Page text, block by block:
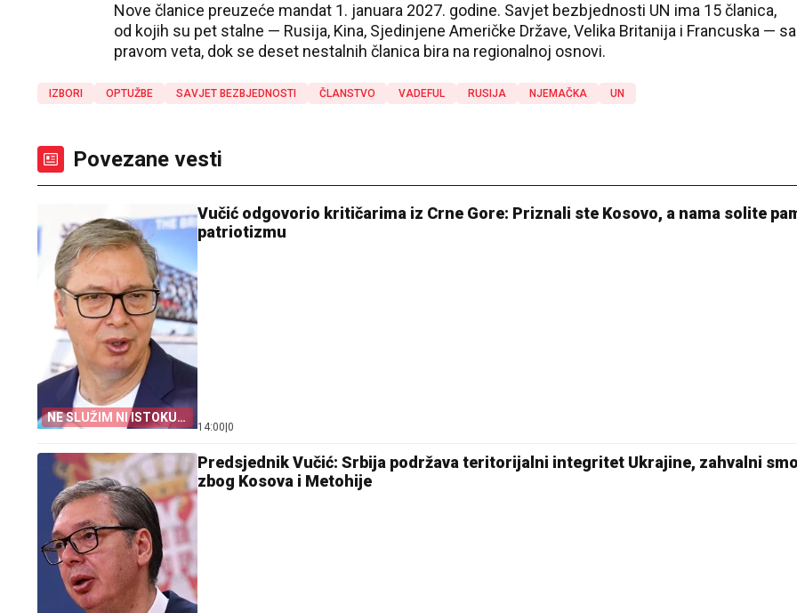
Nove članice preuzeće mandat 1. januara 2027. godine. Savjet bezbjednosti UN ima 15 članica,
od kojih su pet stalne — Rusija, Kina, Sjedinjene Američke Države, Velika Britanija i Francuska — sa
pravom veta, dok se deset nestalnih članica bira na regionalnoj osnovi.
IZBORI OPTUŽBE SAVJET BEZBJEDNOSTI ČLANSTVO VADEFUL RUSIJA NJEMAČKA UN
Povezane vesti
NE SLUŽIM NI ISTOKU
NI ZAPADU
Vučić odgovorio kritičarima iz Crne Gore: Priznali ste Kosovo, a nama solite
patriotizmu
14:00 0
Predsjednik Vučić: Srbija podržava teritorijalni integritet Ukrajine, zahvalni
zbog Kosova i Metohije